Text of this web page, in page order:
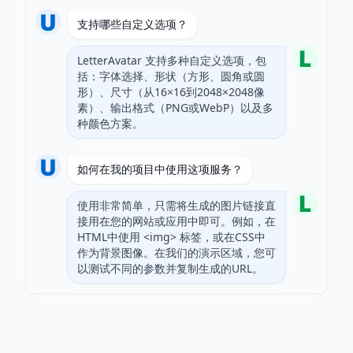
支持哪些自定义选项？
LetterAvatar 支持多种自定义选项，包
括：字体选择、形状（方形、圆角或圆
形）、尺寸（从16×16到2048×2048像
素）、输出格式（PNG或WebP）以及多
种颜色方案。
如何在我的项目中使用这项服务？
使用非常简单，只需将生成的图片链接直
接用在您的网站或应用中即可。例如，在
HTML中使用 <img> 标签，或在CSS中
作为背景图像。在我们的演示区域，您可
以测试不同的参数并复制生成的URL。